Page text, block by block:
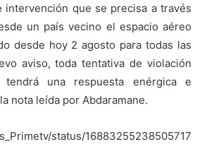
intervención que se precisa a través
un país vecino el espacio aéreo
desde hoy 2 agosto para todas las
aviso, toda tentativa de violación
una respuesta enérgica e
nota leída por Abdaramane.
status/16883255238505717